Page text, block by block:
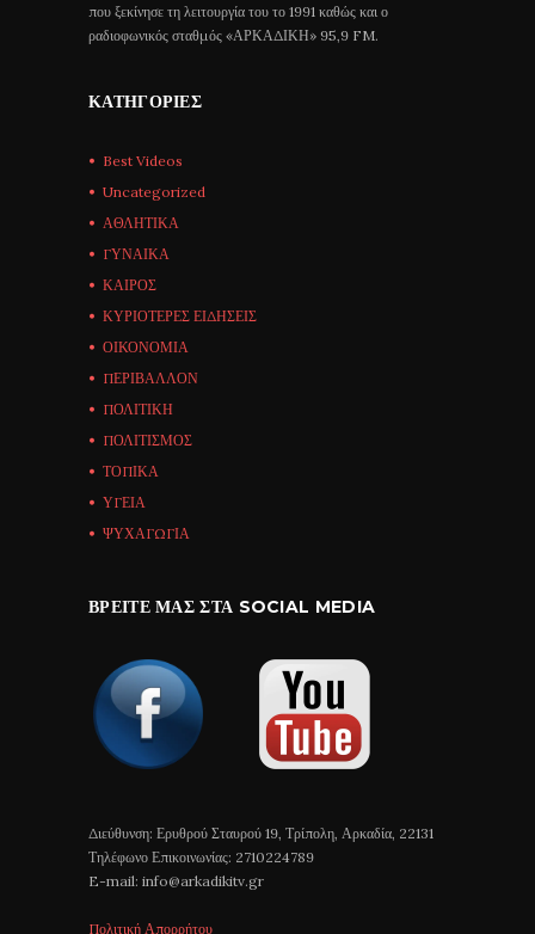
που ξεκίνησε τη λειτουργία του το 1991 καθώς και ο
ραδιοφωνικός σταθμός «ΑΡΚΑΔΙΚΗ» 95,9 FM.
ΚΑΤΗΓΟΡΊΕΣ
Best Videos
Uncategorized
ΑΘΛΗΤΙΚΑ
ΓΥΝΑΙΚΑ
ΚΑΙΡΟΣ
ΚΥΡΙΟΤΕΡΕΣ ΕΙΔΗΣΕΙΣ
ΟΙΚΟΝΟΜΙΑ
ΠΕΡΙΒΑΛΛΟΝ
ΠΟΛΙΤΙΚΗ
ΠΟΛΙΤΙΣΜΟΣ
ΤΟΠΙΚΑ
ΥΓΕΙΑ
ΨΥΧΑΓΩΓΙΑ
ΒΡΕΊΤΕ ΜΑΣ ΣΤΑ SOCIAL MEDIA
Διεύθυνση: Ερυθρού Σταυρού 19, Τρίπολη, Αρκαδία, 22131
Τηλέφωνο Επικοινωνίας: 2710224789
E-mail: info@arkadikitv.gr
Πολιτική Απορρήτου